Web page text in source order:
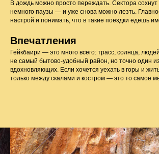
В дождь можно просто переждать. Сектора
немного паузы — и уже снова можно лезть.
настрой и понимать, что в такие поездки едешь
Впечатления
Гейкбаири — это много всего: трасс, солнца,
не самый бытово-удобный район, но точно один
вдохновляющих. Если хочется уехать в горы и
только между скалами и костром — это то самое